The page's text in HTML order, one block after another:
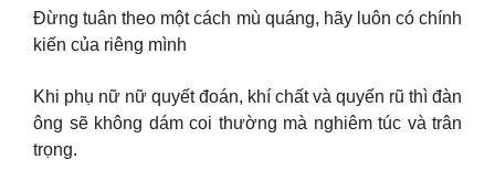
Đừng tuân theo một cách mù quáng, hãy luôn có chính
kiến của riêng mình
Khi phụ nữ nữ quyết đoán, khí chất và quyến rũ thì đàn
ông sẽ không dám coi thường mà nghiêm túc và trân
trọng.